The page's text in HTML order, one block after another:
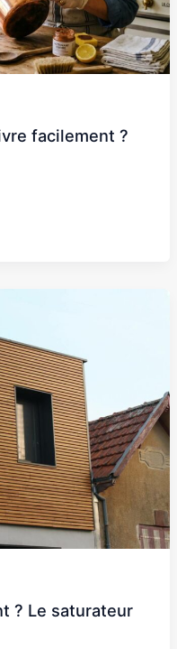
facilement ?
? Le saturateur